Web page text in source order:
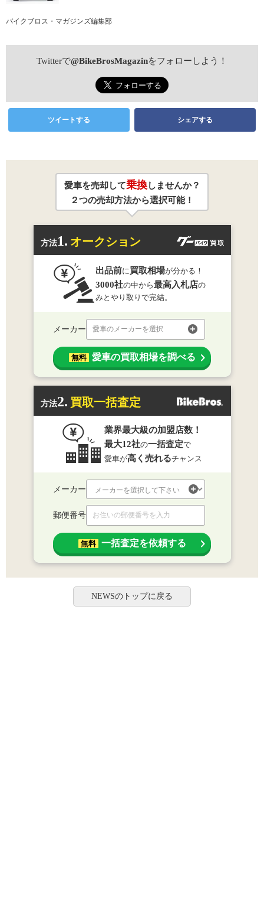
バイクブロス・マガジンズ編集部
Twitterで@BikeBrosMagazinをフォローしよう！
ツイートする シェアする
愛車を売却して乗換しませんか？
２つの売却方法から選択可能！
方法1. オークション
出品前に買取相場が分かる！
3000社の中から最高入札店の
みとやり取りで完結。
メーカー 愛車のメーカーを選択
無料 愛車の買取相場を調べる
方法2. 買取一括査定
業界最大級の加盟店数！
最大12社の一括査定で
愛車が高く売れるチャンス
メーカー
郵便番号
無料 一括査定を依頼する
NEWSのトップに戻る